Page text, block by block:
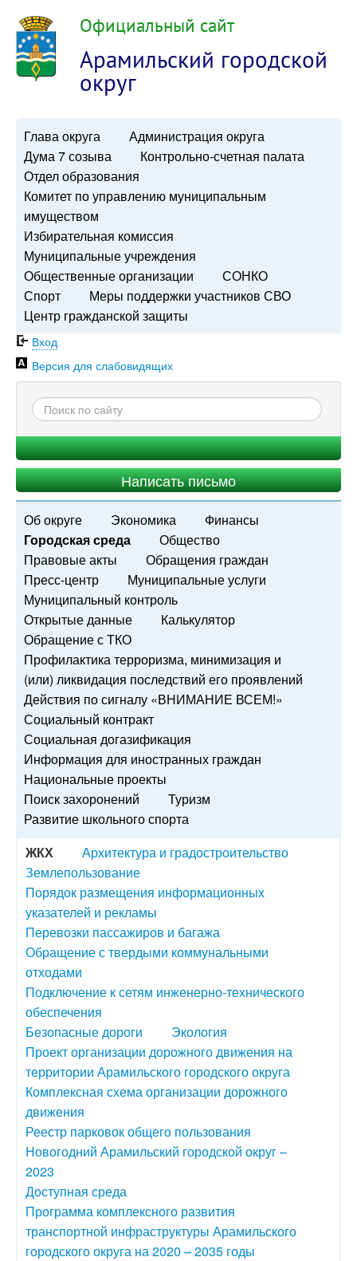
Официальный сайт
Арамильский городской
округ
Глава округа
Администрация округа
Дума 7 созыва
Контрольно-счетная палата
Отдел образования
Комитет по управлению муниципальным
имуществом
Избирательная комиссия
Муниципальные учреждения
Общественные организации
СОНКО
Спорт
Меры поддержки участников СВО
Центр гражданской защиты
Вход
Версия для слабовидящих
Написать письмо
Об округе Экономика
Финансы
Городская среда
Общество
Правовые акты
Обращения граждан
Пресс-центр
Муниципальные услуги
Муниципальный контроль
Открытые данные
Калькулятор
Обращение с ТКО
Профилактика терроризма, минимизация и
(или) ликвидация последствий его проявлений
Действия по сигналу «ВНИМАНИЕ ВСЕМ!»
Социальный контракт
Социальная догазификация
Информация для иностранных граждан
Национальные проекты
Поиск захоронений
Туризм
Развитие школьного спорта
ЖКХ
Архитектура и градостроительство
Землепользование
Порядок размещения информационных
указателей и рекламы
Перевозки пассажиров и багажа
Обращение с твердыми коммунальными
отходами
Подключение к сетям инженерно-технического
обеспечения
Безопасные дороги
Экология
Проект организации дорожного движения на
территории Арамильского городского округа
Комплексная схема организации дорожного
движения
Реестр парковок общего пользования
Новогодний Арамильский городской округ –
2023
Доступная среда
Программа комплексного развития
транспортной инфраструктуры Арамильского
городского округа на 2020 – 2035 годы